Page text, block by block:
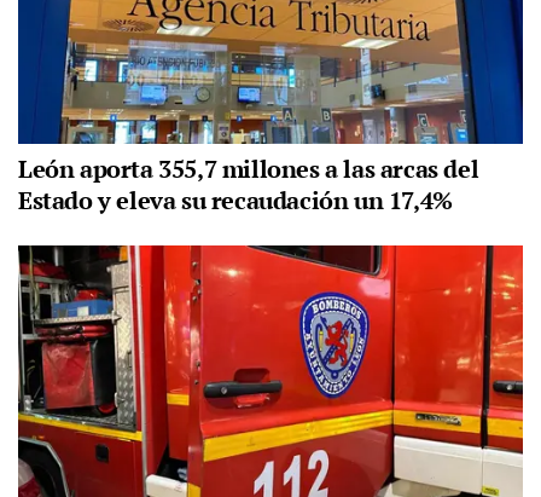
León aporta 355,7 millones a las arcas del
Estado y eleva su recaudación un 17,4%